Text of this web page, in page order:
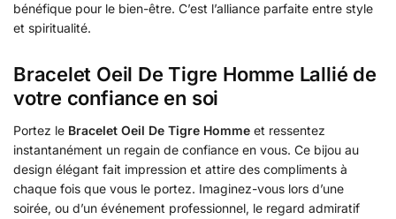
bénéfique pour le bien-être. C’est l’alliance parfaite entre style
et spiritualité.
Bracelet Oeil De Tigre Homme Lallié de
votre confiance en soi
Portez le Bracelet Oeil De Tigre Homme et ressentez
instantanément un regain de confiance en vous. Ce bijou au
design élégant fait impression et attire des compliments à
chaque fois que vous le portez. Imaginez-vous lors d’une
soirée, ou d’un événement professionnel, le regard admiratif